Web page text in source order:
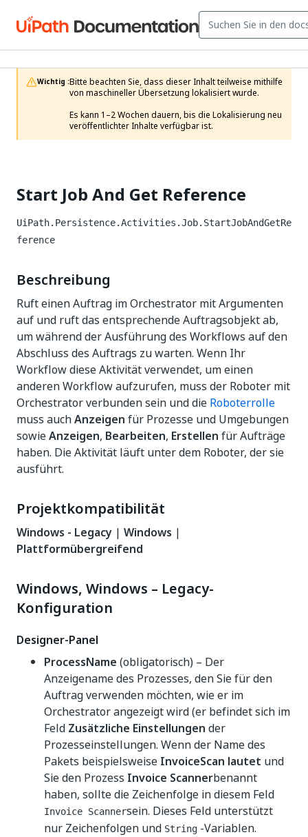
Wichtig :Bitte beachten Sie, dass dieser Inhalt teilweise mithilfe
von maschineller Übersetzung lokalisiert wurde.
Es kann 1–2 Wochen dauern, bis die Lokalisierung neu
veröffentlichter Inhalte verfügbar ist.
Start Job And Get Reference
UiPath.Persistence.Activities.Job.StartJobAndGetRe
ference
Beschreibung
Ruft einen Auftrag im Orchestrator mit Argumenten
auf und ruft das entsprechende Auftragsobjekt ab,
um während der Ausführung des Workflows auf den
Abschluss des Auftrags zu warten. Wenn Ihr
Workflow diese Aktivität verwendet, um einen
anderen Workflow aufzurufen, muss der Roboter mit
Orchestrator verbunden sein und die Roboterrolle
muss auchAnzeigen für Prozesse und Umgebungen
sowieAnzeigen, Bearbeiten, Erstellen für Aufträge
haben. Die Aktivität läuft unter dem Roboter, der sie
ausführt.
Projektkompatibilität
Windows - Legacy | Windows |
Plattformübergreifend
Windows, Windows – Legacy-
Konfiguration
Designer-Panel
ProcessName (obligatorisch) – Der
Anzeigename des Prozesses, den Sie für den
Auftrag verwenden möchten, wie er im
Orchestrator angezeigt wird (er befindet sich im
Feld Zusätzliche Einstellungen der
Prozesseinstellungen. Wenn der Name des
Pakets beispielsweise InvoiceScan lautet und
Sie den Prozess Invoice Scannerbenannt
haben, sollte die Zeichenfolge in diesem Feld
Invoice Scannersein. Dieses Feld unterstützt
nur Zeichenfolgen und String -Variablen.